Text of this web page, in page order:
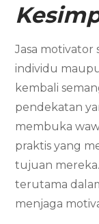
Jasa
individu
kembali
pendekatan
membuka
praktis yang
tujuan
terutama
menjaga